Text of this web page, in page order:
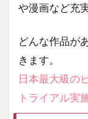
や漫画など充
どんな作品が
きます。
日本最大級の
トライアル実